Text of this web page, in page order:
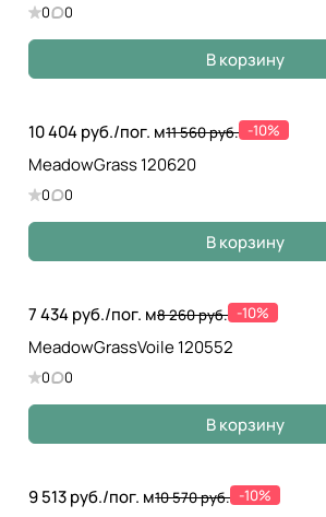
0 0
В корзину
10 404 руб./пог. м11 560 руб. -10%
MeadowGrass 120620
0 0
В корзину
7 434 руб./пог. м8 260 руб. -10%
MeadowGrassVoile 120552
0 0
В корзину
9 513 руб./пог. м10 570 руб. -10%